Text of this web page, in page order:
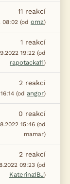
11 reakcí
08:02 (od omz)
1 reakcí
19:22 (od
rapotacka11)
2 reakcí
(od angor)
0 reakcí
15:46 (od
mamar)
2 reakcí
09:23 (od
Katerina1BJ)